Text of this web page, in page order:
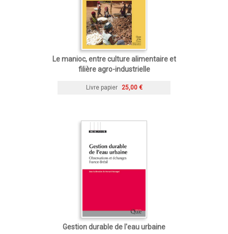
Le manioc, entre culture alimentaire et
filière agro-industrielle
Livre papier 25,00 €
Gestion durable de l'eau urbaine